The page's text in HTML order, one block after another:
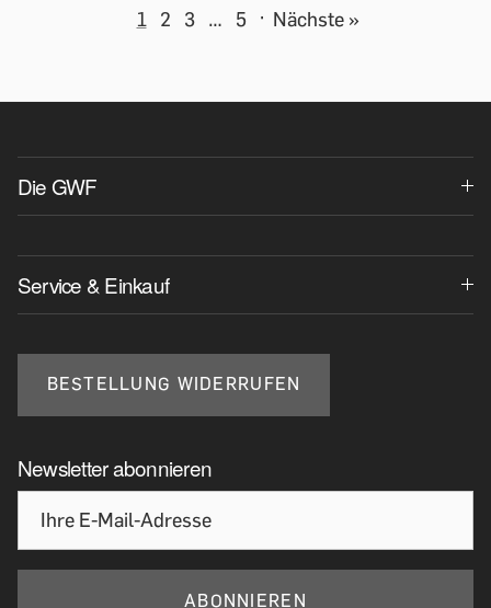
1 2 3 … 5 · Nächste »
Die GWF
Service & Einkauf
BESTELLUNG WIDERRUFEN
Newsletter abonnieren
ABONNIEREN